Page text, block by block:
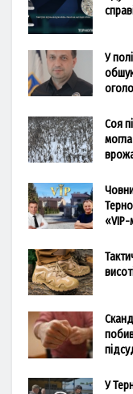
У
Соя
«VIP-
У